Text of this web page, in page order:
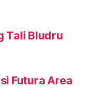
Tali Bludru
Futura Area